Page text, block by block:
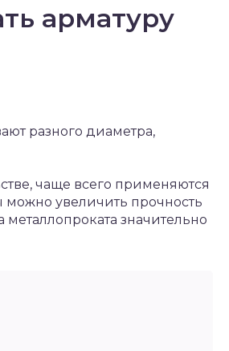
арматуру
разного диаметра,
чаще всего применяются
увеличить прочность
значительно